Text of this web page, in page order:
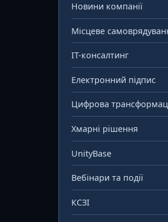
Новини компанії
Місцеве
ІТ-консалтинг
Електронний підпис
Цифрова
Хмарні рішення
UnityBase
Вебінари та події
КСЗІ